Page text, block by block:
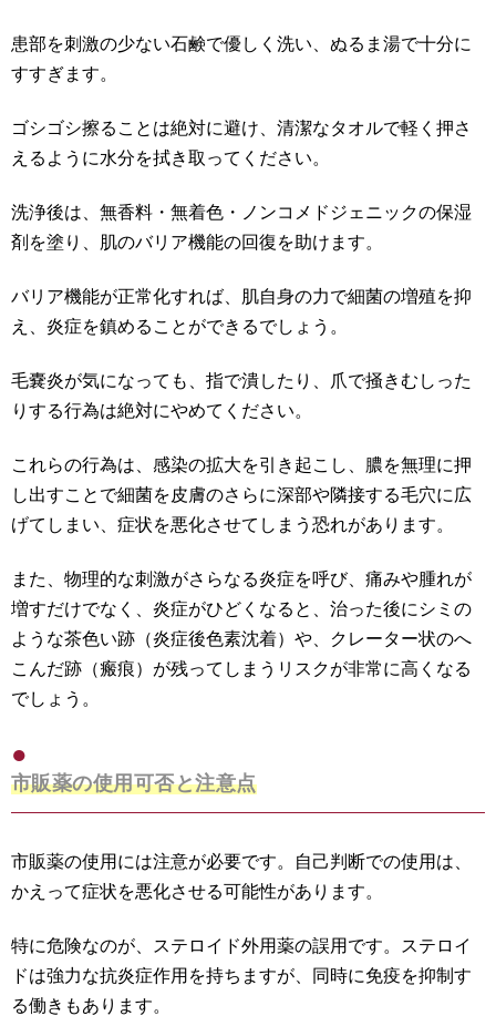
患部を刺激の少ない石鹸で優しく洗い、ぬるま湯で十分に
すすぎます。
ゴシゴシ擦ることは絶対に避け、清潔なタオルで軽く押さ
えるように水分を拭き取ってください。
洗浄後は、無香料・無着色・ノンコメドジェニックの保湿
剤を塗り、肌のバリア機能の回復を助けます。
バリア機能が正常化すれば、肌自身の力で細菌の増殖を抑
え、炎症を鎮めることができるでしょう。
毛嚢炎が気になっても、指で潰したり、爪で掻きむしった
りする行為は絶対にやめてください。
これらの行為は、感染の拡大を引き起こし、膿を無理に押
し出すことで細菌を皮膚のさらに深部や隣接する毛穴に広
げてしまい、症状を悪化させてしまう恐れがあります。
また、物理的な刺激がさらなる炎症を呼び、痛みや腫れが
増すだけでなく、炎症がひどくなると、治った後にシミの
ような茶色い跡（炎症後色素沈着）や、クレーター状のへ
こんだ跡（瘢痕）が残ってしまうリスクが非常に高くなる
でしょう。
市販薬の使用可否と注意点
市販薬の使用には注意が必要です。自己判断での使用は、
かえって症状を悪化させる可能性があります。
特に危険なのが、ステロイド外用薬の誤用です。ステロイ
ドは強力な抗炎症作用を持ちますが、同時に免疫を抑制す
る働きもあります。